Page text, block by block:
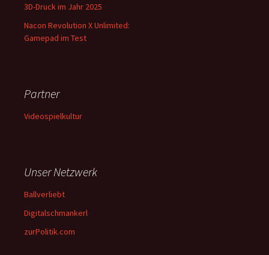
3D-Druck im Jahr 2025
Nacon Revolution X Unlimited:
Gamepad im Test
Partner
Videospielkultur
Unser Netzwerk
Ballverliebt
Digitalschmankerl
zurPolitik.com